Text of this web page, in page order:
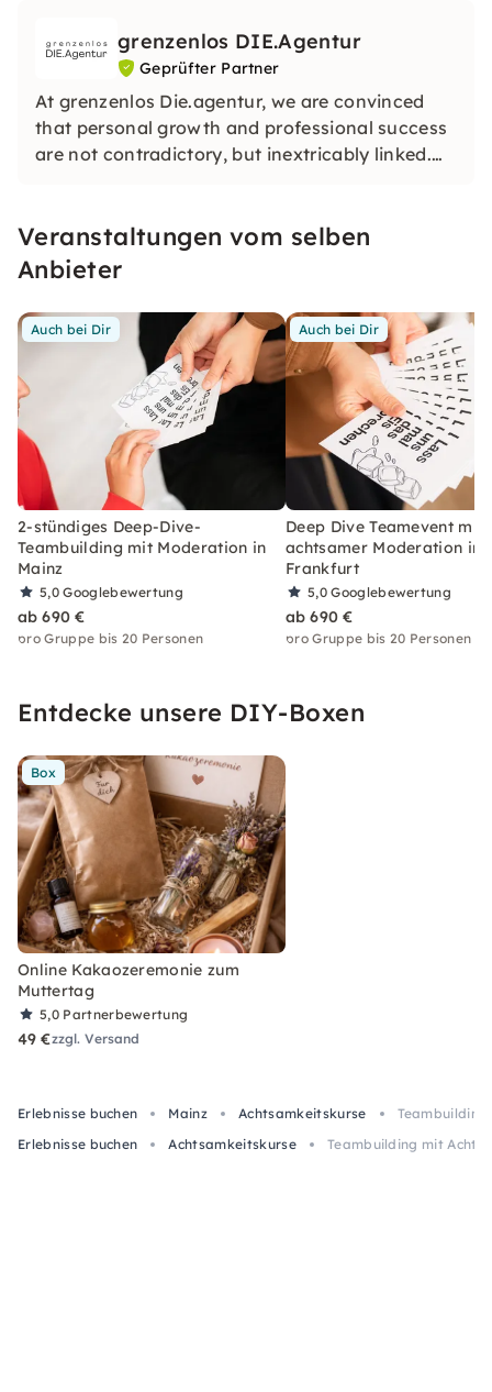
grenzenlos DIE.Agentur
Geprüfter Partner
At grenzenlos Die.agentur, we are convinced
that personal growth and professional success
are not contradictory, but inextricably linked.
Veranstaltungen vom selben
Anbieter
Auch bei Dir
2-stündiges Deep-Dive-
Teambuilding mit Moderation in
Mainz
5,0Googlebewertung
ab 690 €
pro Gruppe bis 20 Personen
Auch bei Dir
Deep Dive Teamevent mit
achtsamer Moderation in
Frankfurt
5,0Googlebewertung
ab 690 €
pro Gruppe bis 20 Personen
Entdecke unsere DIY-Boxen
Box
Online Kakaozeremonie zum
Muttertag
5,0 Partnerbewertung
49 €zzgl. Versand
Erlebnisse buchen Mainz Achtsamkeitskurse
Erlebnisse buchen
Achtsamkeitskurse Teambuilding mit